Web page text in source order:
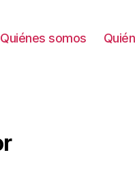
Quiénes somos